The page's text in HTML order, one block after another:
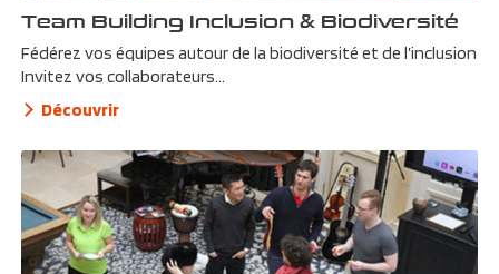
Team Building Inclusion & Biodiversité
Fédérez vos équipes autour de la biodiversité et de l’inclusion
Invitez vos collaborateurs...
Découvrir